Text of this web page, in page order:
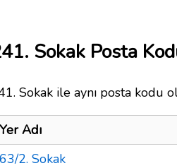
Sokak Posta
Sokak ile aynı posta kodu
Yer Adı
63/2. Sokak